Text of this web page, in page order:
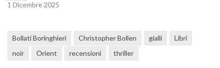
1 Dicembre 2025
Bollati Boringhieri Christopher Bollen gialli
Libri
noir
Orient recensioni thriller